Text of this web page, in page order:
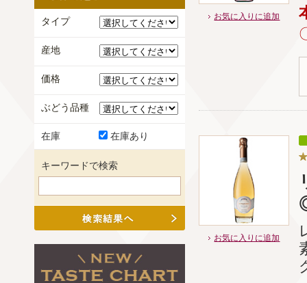
お気に入りに追加
お気に入りに追加
タイプ
産地
価格
ぶどう品種
在庫 在庫あり
キーワードで検索